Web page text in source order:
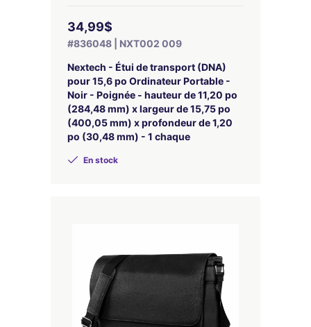
34,99$
#836048 | NXT002 009
Nextech - Étui de transport (DNA)
pour 15,6 po Ordinateur Portable -
Noir - Poignée - hauteur de 11,20 po
(284,48 mm) x largeur de 15,75 po
(400,05 mm) x profondeur de 1,20
po (30,48 mm) - 1 chaque
En stock